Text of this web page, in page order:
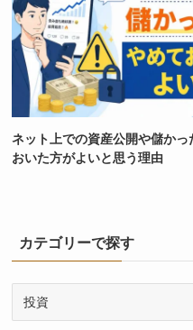
ネット上での資産公開や儲かっ
おいた方がよいと思う理由
カテゴリーで探す